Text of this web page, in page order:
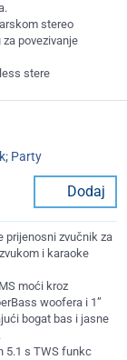
stereo
povezivanje
stere
Party
Dodaj
prijenosni zvučnik za
i karaoke
moći kroz
woofera i 1”
bogat bas i jasne
5.1 s TWS funkc